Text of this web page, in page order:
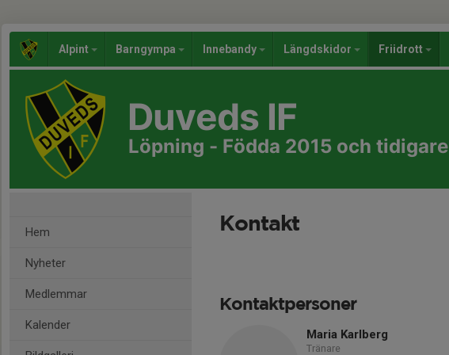
Alpint Barngympa Innebandy Längdskidor Friidrott
Duveds IF
Löpning - Födda 2015 och tidigare
Hem
Nyheter
Medlemmar
Kalender
Kontakt
Kontaktpersoner
Maria Karlberg
Tränare